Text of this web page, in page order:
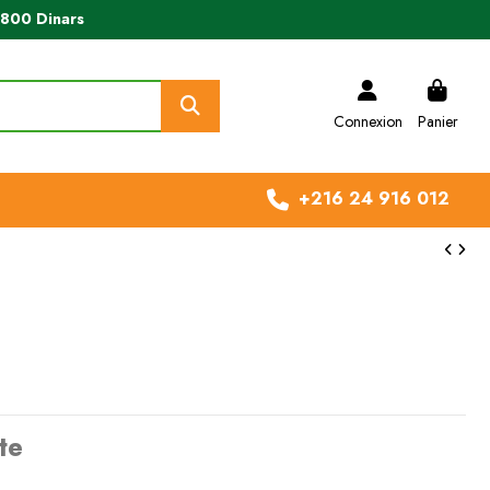
Dinars
Connexion Panier
+216 24 916 012